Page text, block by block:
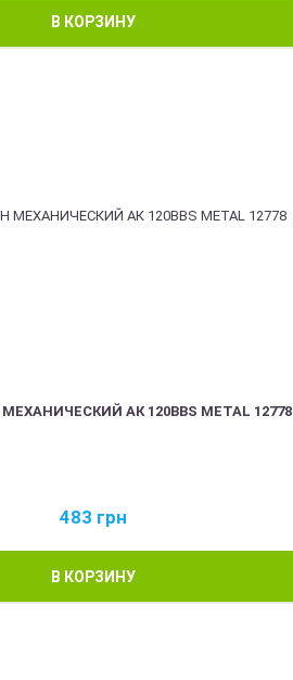
В КОРЗИНУ
АК 120BBS METAL 12778
483 грн
В КОРЗИНУ